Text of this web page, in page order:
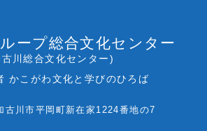
ープ総合文化センター
川総合文化センター)
かこがわ文化と学びのひろば
川市平岡町新在家1224番地の7